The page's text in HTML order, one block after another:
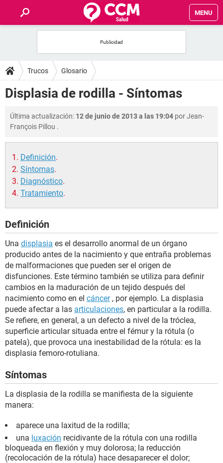
MENU
FOROS
SALUD
FAMILIA
NUTRICIÓN
BIENESTAR
SEXUALIDAD
Trucos Glosario
Displasia de rodilla - Síntomas
Última actualización: 12 de junio de 2013 a las 19:04 porJean-
François Pillou .
Definición.
Síntomas.
Diagnóstico.
Tratamiento.
Definición
Una displasia es el desarrollo anormal de un órgano
producido antes de la nacimiento y que entraña problemas
de malformaciones que pueden ser el origen de
disfunciones. Este término también se utiliza para definir
cambios en la maduración de un tejido después del
nacimiento como en el cáncer, por ejemplo. La displasia
puede afectar a las articulaciones, en particular a la rodilla.
Se refiere, en general, a un defecto a nivel de la tróclea,
superficie articular situada entre el fémur y la rótula (o
patela), que provoca una inestabilidad de la rótula: es la
displasia femoro-rotuliana.
Síntomas
La displasia de la rodilla se manifiesta de la siguiente
manera:
aparece una laxitud de la rodilla;
una luxación recidivante de la rótula con una rodilla
bloqueada en flexión y muy dolorosa; la reducción
(recolocación de la rótula) hace desaparecer el dolor;